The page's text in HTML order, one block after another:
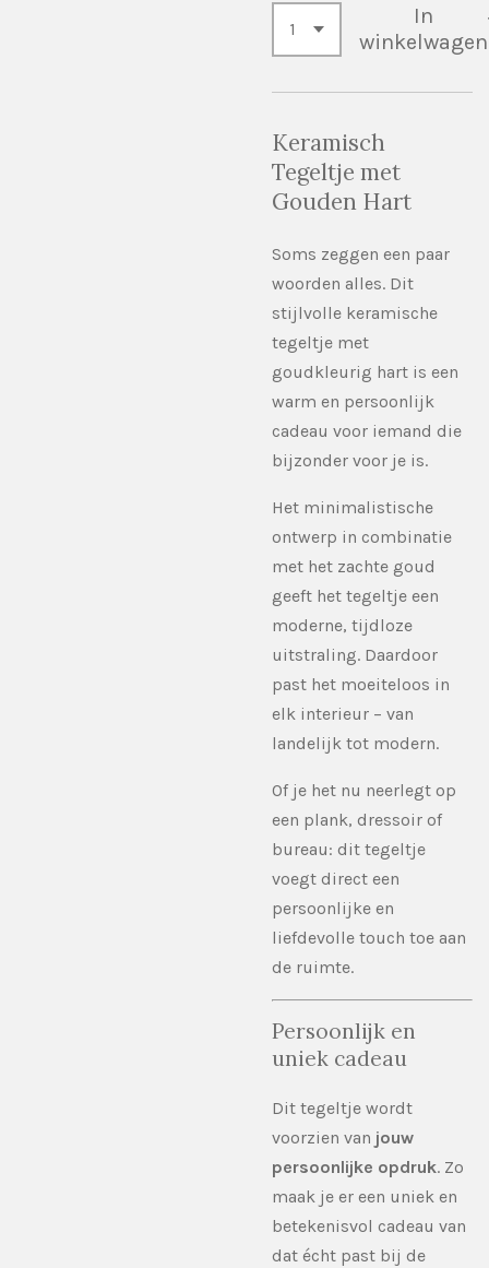
In
winkelwagen
Keramisch
Tegeltje met
Gouden Hart
Soms zeggen een paar
woorden alles. Dit
stijlvolle keramische
tegeltje met
goudkleurig hart is een
warm en persoonlijk
cadeau voor iemand die
bijzonder voor je is.
Het minimalistische
ontwerp in combinatie
met het zachte goud
geeft het tegeltje een
moderne, tijdloze
uitstraling. Daardoor
past het moeiteloos in
elk interieur – van
landelijk tot modern.
Of je het nu neerlegt op
een plank, dressoir of
bureau: dit tegeltje
voegt direct een
persoonlijke en
liefdevolle touch toe aan
de ruimte.
Persoonlijk en
uniek cadeau
Dit tegeltje wordt
voorzien van jouw
persoonlijke opdruk. Zo
maak je er een uniek en
betekenisvol cadeau van
dat écht past bij de